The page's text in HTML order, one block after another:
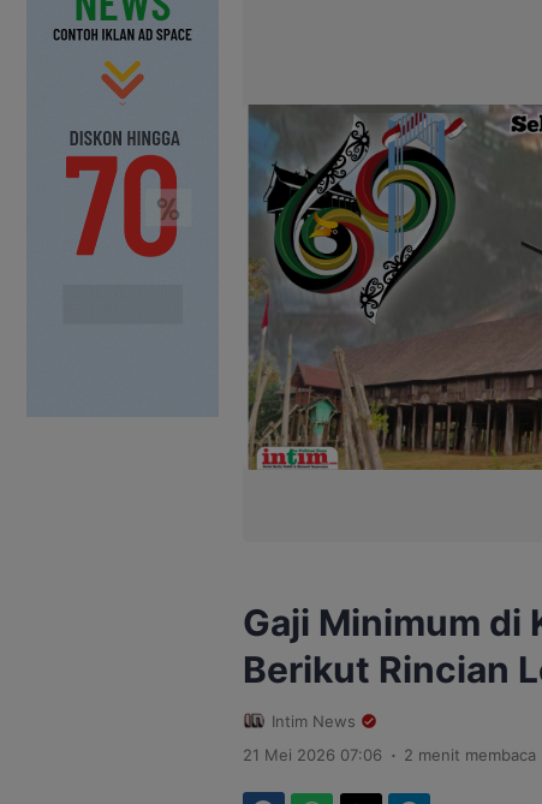
Gaji Minimum di
Berikut Rincian
Intim News
21 Mei 2026 07:06 . 2 menit membaca